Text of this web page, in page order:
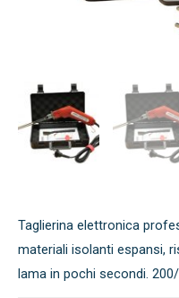
Taglierina elettronica
materiali isolanti espansi,
lama in pochi secondi.